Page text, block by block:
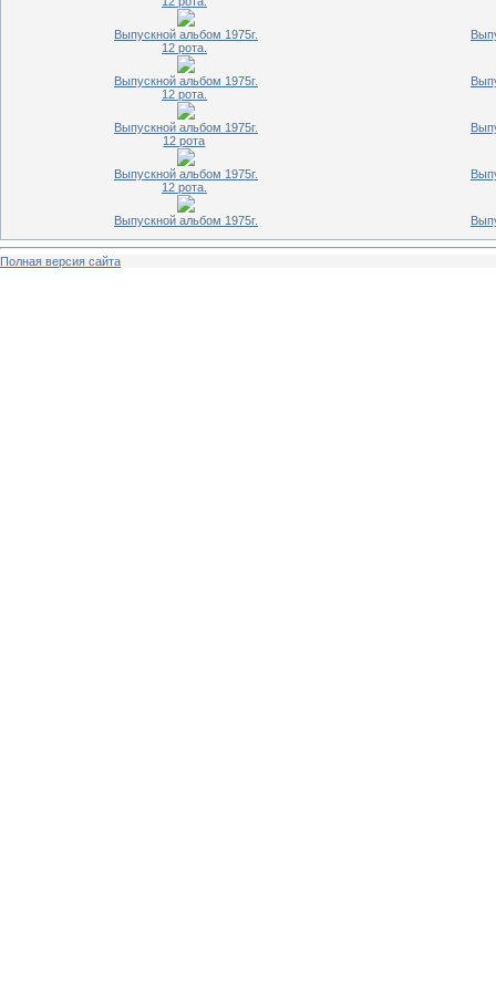
Выпускной альбом 1975г.
12 рота.
Выпускной альбом 1975г.
12 рота.
Выпускной альбом 1975г.
12 рота
Выпускной альбом 1975г.
12 рота.
Выпускной альбом 1975г.
Полная версия сайта